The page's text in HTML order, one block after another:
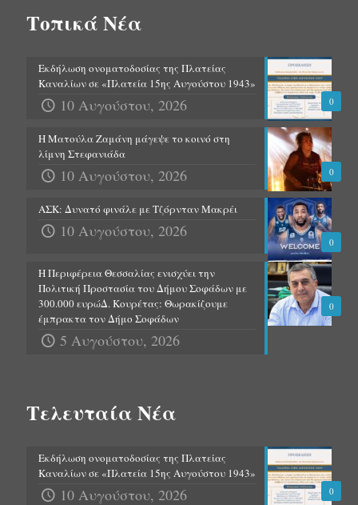
Τοπικά Νέα
0
Εκδήλωση ονοματοδοσίας της Πλατείας
Καναλίων σε «Πλατεία 15ης Αυγούστου 1943»
10 Αυγούστου, 2026
0
Η Ματούλα Ζαμάνη μάγεψε το κοινό στη
λίμνη Στεφανιάδα
10 Αυγούστου, 2026
0
ΑΣΚ: Δυνατό φινάλε με Τζόρνταν Μακρέι
10 Αυγούστου, 2026
0
Η Περιφέρεια Θεσσαλίας ενισχύει την
Πολιτική Προστασία του Δήμου Σοφάδων με
300.000 ευρώΔ. Κουρέτας: Θωρακίζουμε
έμπρακτα τον Δήμο Σοφάδων
5 Αυγούστου, 2026
Τελευταία Νέα
0
Εκδήλωση ονοματοδοσίας της Πλατείας
Καναλίων σε «Πλατεία 15ης Αυγούστου 1943»
10 Αυγούστου, 2026